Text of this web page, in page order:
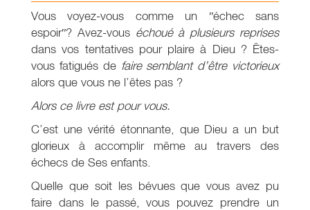
Vous voyez-vous comme un ʺéchec sans
espoirʺ? Avez-vous échoué à plusieurs reprises
dans vos tentatives pour plaire à Dieu ? Êtes-
vous fatigués de faire semblant d’être victorieux
alors que vous ne l’êtes pas ?
Alors ce livre est pour vous.
C’est une vérité étonnante, que Dieu a un but
glorieux à accomplir même au travers des
échecs de Ses enfants.
Quelle que soit les bévues que vous avez pu
faire dans le passé, vous pouvez prendre un